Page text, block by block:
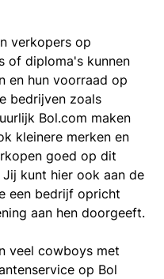
verkopers op
of diploma's kunnen
en hun voorraad op
bedrijven zoals
Bol.com maken
kleinere merken en
goed op dit
kunt hier ook aan de
een bedrijf opricht
aan hen doorgeeft.
veel cowboys met
op Bol